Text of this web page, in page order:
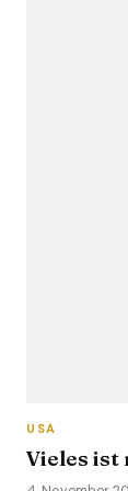
USA
Vieles ist